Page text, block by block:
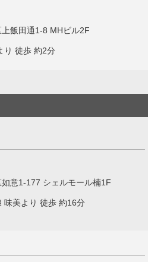
飯田通1-8 MHビル2F
り 徒歩 約2分
意1-177 シェルモール楠1F
味美より 徒歩 約16分